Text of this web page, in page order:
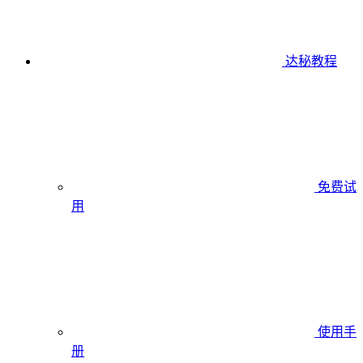
达秘教程
免费试
用
使用手
册